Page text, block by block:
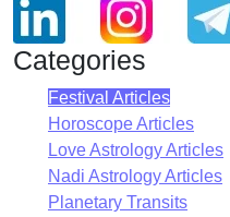
Categories
Festival Articles
Horoscope Articles
Love Astrology Articles
Nadi Astrology Articles
Planetary Transits